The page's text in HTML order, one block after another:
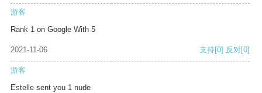
游客
Rank 1 on Google With 5
2021-11-06 支持[0] 反对[0]
游客
Estelle sent you 1 nude